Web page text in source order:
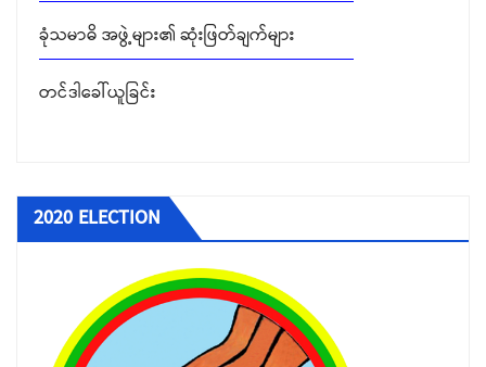
ခုံသမာဓိ အဖွဲ့များ၏ ဆုံးဖြတ်ချက်များ
တင်ဒါခေါ်ယူခြင်း
2020 ELECTION